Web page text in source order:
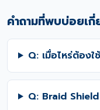
คำถามที่พบบ่อยเ
Q: เมื่อไหร่ต้องใ
Q: Braid